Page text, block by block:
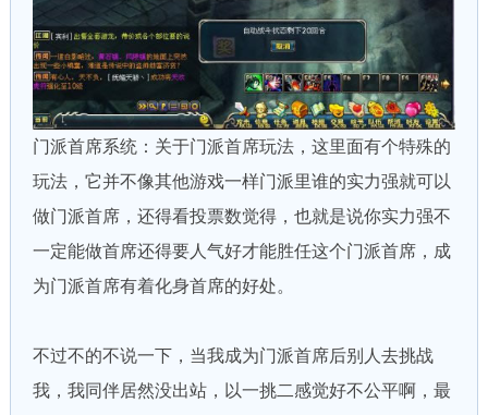
门派首席系统：关于门派首席玩法，这里面有个特殊的
玩法，它并不像其他游戏一样门派里谁的实力强就可以
做门派首席，还得看投票数觉得，也就是说你实力强不
一定能做首席还得要人气好才能胜任这个门派首席，成
为门派首席有着化身首席的好处。
不过不的不说一下，当我成为门派首席后别人去挑战
我，我同伴居然没出站，以一挑二感觉好不公平啊，最